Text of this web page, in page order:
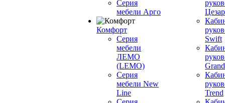
Серия
мебели Арго
Комфорт
Серия
мебели
ЛЕМО
(LEMO)
Серия
мебели New
Line
Swift
Grand
Trend